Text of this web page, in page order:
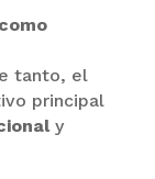
tanto, el
principal
y